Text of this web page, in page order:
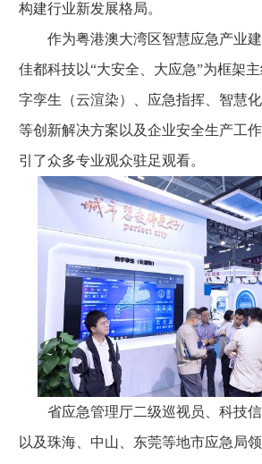
构建行业新发展格局。
作为粤港澳大湾区智慧应急产业建
佳都科技以“大安全、大应急”为框架
字孪生（云渲染）、应急指挥、智慧
等创新解决方案以及企业安全生产工
引了众多专业观众驻足观看。
省应急管理厅二级巡视员、科技信
以及珠海、中山、东莞等地市应急局